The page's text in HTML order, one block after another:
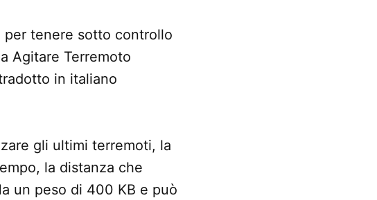
per tenere sotto controllo
Agitare Terremoto
in italiano
gli ultimi terremoti, la
la distanza che
un peso di 400 KB e può